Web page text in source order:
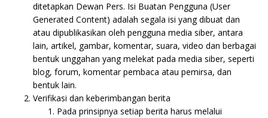
ditetapkan Dewan Pers. Isi Buatan Pengguna (User
Generated Content) adalah segala isi yang dibuat dan
atau dipublikasikan oleh pengguna media siber, antara
lain, artikel, gambar, komentar, suara, video dan berbagai
bentuk unggahan yang melekat pada media siber, seperti
blog, forum, komentar pembaca atau pemirsa, dan
bentuk lain.
Verifikasi dan keberimbangan berita
Pada prinsipnya setiap berita harus melalui